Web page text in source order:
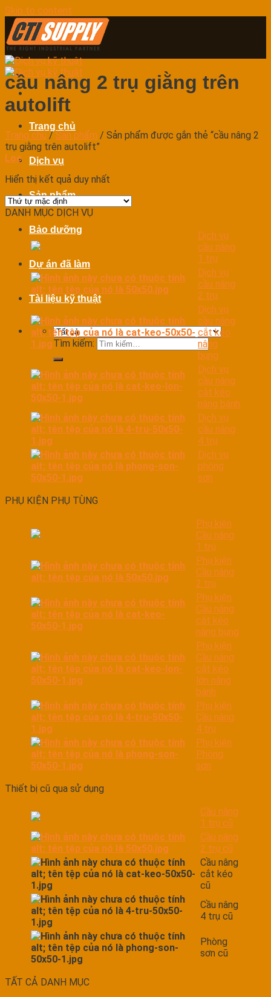
Skip to content
Trang chủ
Dịch vụ
Sản phẩm
Bảo dưỡng
Dự án đã làm
Tài liệu kỹ thuật
Tìm kiếm:
cầu nâng 2 trụ giằng trên
autolift
Trang chủ / Sản phẩm / Sản phẩm được gắn thẻ “cầu nâng 2
trụ giằng trên autolift”
Lọc
Hiển thị kết quả duy nhất
DANH MỤC DỊCH VỤ
Dịch vụ
cầu nâng
1 trụ
Dịch vụ
cầu nâng
2 trụ
Dịch vụ
cầu nâng
cắt kéo
nâng
bụng
Dịch vụ
cầu nâng
cắt kéo
nâng bánh
Dịch vụ
cầu nâng
4 trụ
Dịch vụ
phòng
sơn
PHỤ KIỆN PHỤ TÙNG
Phụ kiện
Cầu nâng
1 trụ
Phụ kiện
Cầu nâng
2 trụ
Phụ kiện
Cầu nâng
cắt kéo
nâng bụng
Phụ kiện
Cầu nâng
cắt kéo
lớn nâng
bánh
Phụ kiện
Cầu nâng
4 trụ
Phụ kiện
Phòng
sơn
Thiết bị cũ qua sử dụng
Cầu nâng
1 trụ cũ
Cầu nâng
2 trụ cũ
Cầu nâng
cắt kéo
cũ
Cầu nâng
4 trụ cũ
Phòng
sơn cũ
TẤT CẢ DANH MỤC